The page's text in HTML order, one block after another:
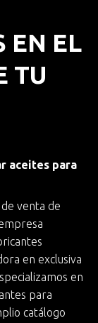
EN EL
TU
aceites para
venta de
en exclusiva
en
para
catálogo